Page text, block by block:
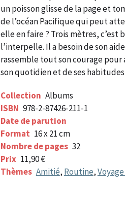
un poisson glisse de la page et
de l’océan Pacifique qui peut
elle en faire ? Trois mètres, c’est
l’interpelle. Il a besoin de son
rassemble tout son courage
son quotidien et de ses
Collection Albums
ISBN 978-2-87426-211-1
Date de parution
Format 16 x 21 cm
Nombre de pages 32
Prix 11,90 €
Thèmes Amitié, Routine,